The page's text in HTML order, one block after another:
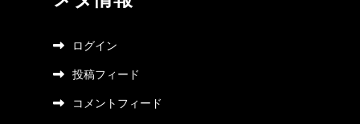
ログイン
投稿フィード
コメントフィード